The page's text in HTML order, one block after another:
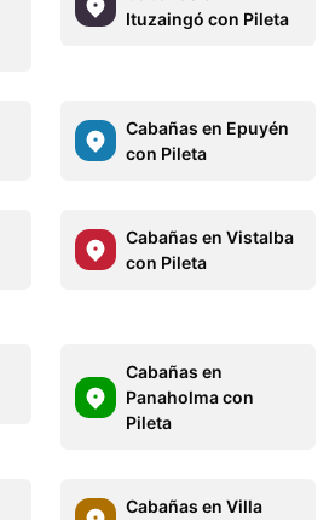
Ituzaingó con Pileta
Cabañas en Epuyén
con Pileta
Cabañas en Vistalba
con Pileta
Cabañas en
Panaholma con
Pileta
Cabañas en Villa